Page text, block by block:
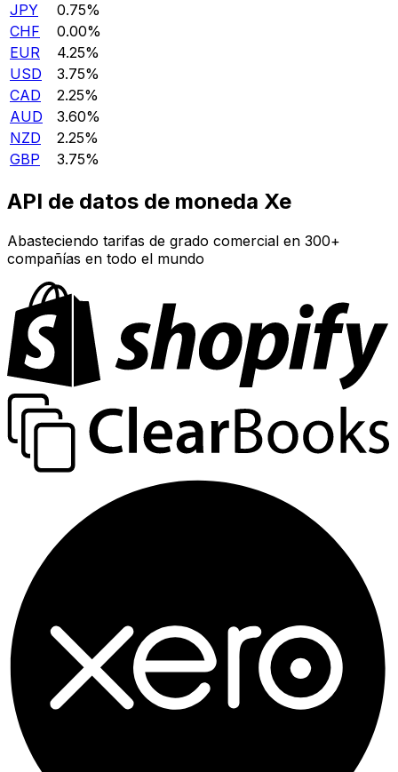
JPY
0.75%
CHF
0.00%
EUR
4.25%
USD
3.75%
CAD
2.25%
AUD
3.60%
NZD
2.25%
GBP
3.75%
API de datos de moneda Xe
Abasteciendo tarifas de grado comercial en 300+
compañías en todo el mundo